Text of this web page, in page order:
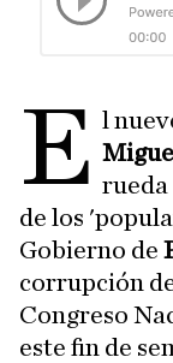
E l
rueda
de los
Gobierno de
corrupción
Congreso
este fin de